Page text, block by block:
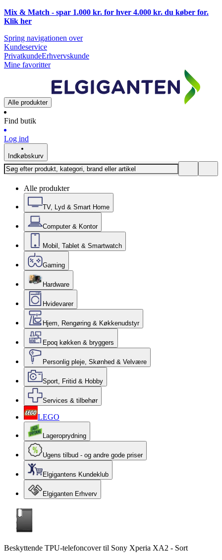
Mix & Match - spar 1.000 kr. for hver 4.000 kr. du køber for.
Klik her
Spring navigationen over
Kundeservice
PrivatkundeErhvervskunde
Mine favoritter
Alle produkter
Find butik
Log ind
Indkøbskurv
Alle produkter
TV, Lyd & Smart Home
Computer & Kontor
Mobil, Tablet & Smartwatch
Gaming
Hardware
Hvidevarer
Hjem, Rengøring & Køkkenudstyr
Epoq køkken & bryggers
Personlig pleje, Skønhed & Velvære
Sport, Fritid & Hobby
Services & tilbehør
LEGO
Lageroprydning
Ugens tilbud - og andre gode priser
Elgigantens Kundeklub
Elgiganten Erhverv
Beskyttende TPU-telefoncover til Sony Xperia XA2 - Sort